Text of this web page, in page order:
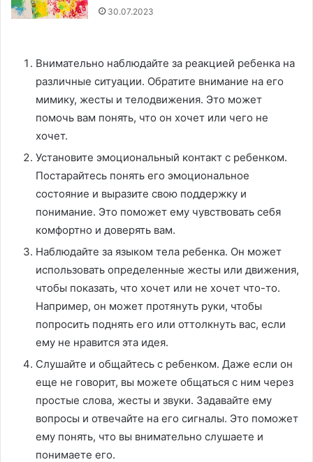
30.07.2023
Внимательно наблюдайте за реакцией ребенка на
различные ситуации. Обратите внимание на его
мимику, жесты и телодвижения. Это может
помочь вам понять, что он хочет или чего не
хочет.
Установите эмоциональный контакт с ребенком.
Постарайтесь понять его эмоциональное
состояние и выразите свою поддержку и
понимание. Это поможет ему чувствовать себя
комфортно и доверять вам.
Наблюдайте за языком тела ребенка. Он может
использовать определенные жесты или движения,
чтобы показать, что хочет или не хочет что-то.
Например, он может протянуть руки, чтобы
попросить поднять его или оттолкнуть вас, если
ему не нравится эта идея.
Слушайте и общайтесь с ребенком. Даже если он
еще не говорит, вы можете общаться с ним через
простые слова, жесты и звуки. Задавайте ему
вопросы и отвечайте на его сигналы. Это поможет
ему понять, что вы внимательно слушаете и
понимаете его.